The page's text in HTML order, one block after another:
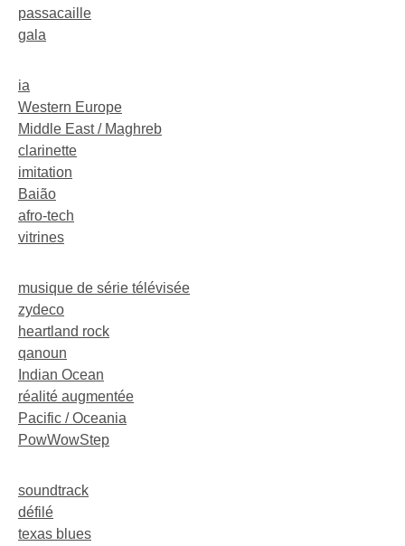
passacaille
gala
ia
Western Europe
Middle East / Maghreb
clarinette
imitation
Baião
afro-tech
vitrines
musique de série télévisée
zydeco
heartland rock
qanoun
Indian Ocean
réalité augmentée
Pacific / Oceania
PowWowStep
soundtrack
défilé
texas blues